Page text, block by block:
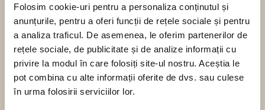
Folosim cookie-uri pentru a personaliza conținutul și
anunțurile, pentru a oferi funcții de rețele sociale și pentru
a analiza traficul. De asemenea, le oferim partenerilor de
rețele sociale, de publicitate și de analize informații cu
privire la modul în care folosiți site-ul nostru. Aceștia le
pot combina cu alte informații oferite de dvs. sau culese
în urma folosirii serviciilor lor.
felis fermentum suscipit id, tortor. In hac habitasse
platea dictumst. Sed porttitor. Nulla vestibulum
iaculis. In ultricies a, pharetra ut, porta tincidunt.